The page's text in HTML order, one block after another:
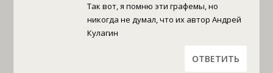
Так вот, я помню эти графемы, но
никогда не думал, что их автор Андрей
Кулагин
ОТВЕТИТЬ